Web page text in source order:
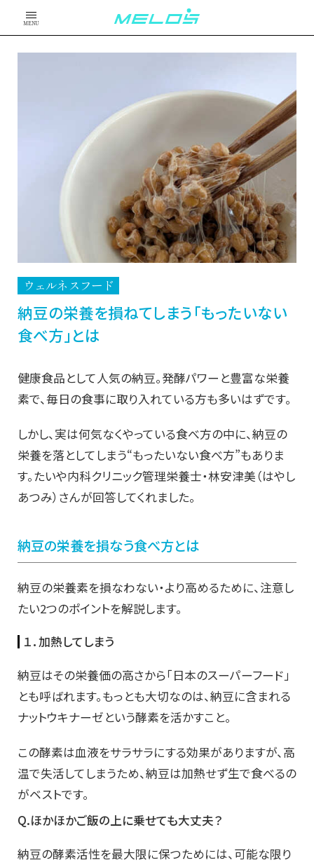
MENU
ウェルネスフード
納豆の栄養を損ねてしまう「もったいない
食べ方」とは
健康食品として人気の納豆。発酵パワーと豊富な栄養
素で、毎日の食事に取り入れている方も多いはずです。
しかし、実は何気なくやっている食べ方の中に、納豆の
栄養を落としてしまう“もったいない食べ方”もありま
す。たいや内科クリニック管理栄養士・林安津美（はやし
あつみ）さんが回答してくれました。
納豆の栄養を損なう食べ方とは
納豆の栄養素を損なわない・より高めるために、注意し
たい2つのポイントを解説します。
１．加熱してしまう
納豆はその栄養価の高さから「日本のスーパーフード」
とも呼ばれます。もっとも大切なのは、納豆に含まれる
ナットウキナーゼという酵素を活かすこと。
この酵素は血液をサラサラにする効果がありますが、高
温で失活してしまうため、納豆は加熱せず生で食べるの
がベストです。
Q.ほかほかご飯の上に乗せても大丈夫？
納豆の酵素活性を最大限に保つためには、可能な限り